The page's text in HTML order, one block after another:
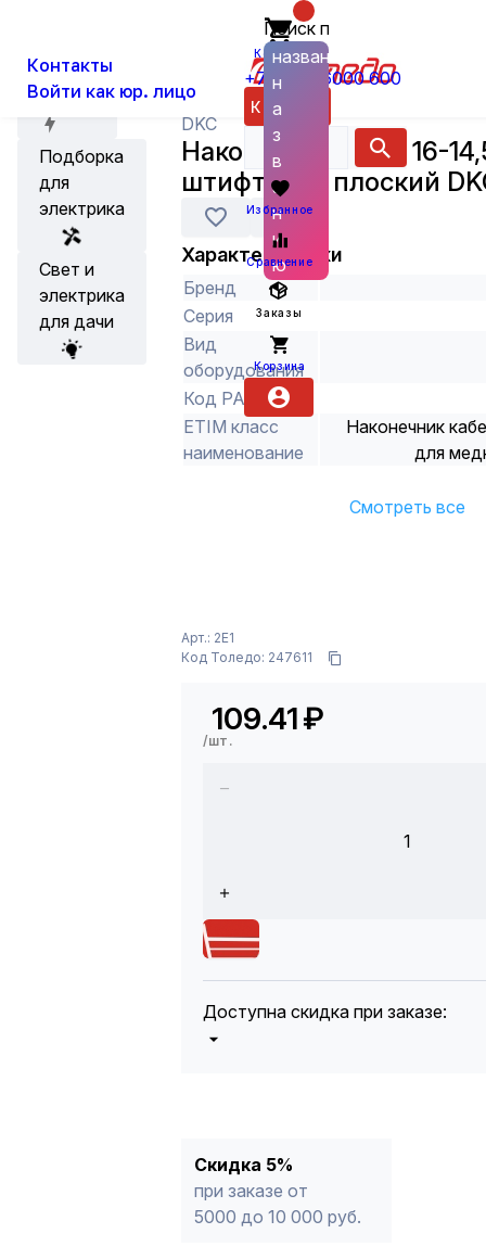
Контакты
Войти как юр. лицо
Корзина
+7 (800) 6000 600
Каталог
Поиск по
названию
н
а
з
в
а
н
и
ю
Избранное
Сравнение
Заказы
Корзина
Акции
Подборка
для
электрика
Свет и
электрика
для дачи
Кабельная арматура
DKC
Наконечник НШП 16-
штифтовой плоский
Характеристики
Бренд
Серия
Вид
оборудования
Код РАЭК
ETIM класс
наименование
Наконечник
для
Смотреть все
Арт.: 2E1
Код Толедо: 247611
109.41₽
/шт.
1
Доступна скидка при заказе:
* -Для заказов, состоящих
продукции, максимальная скидка
Скидка 5%
при заказе от
5000 до 10 000 руб.